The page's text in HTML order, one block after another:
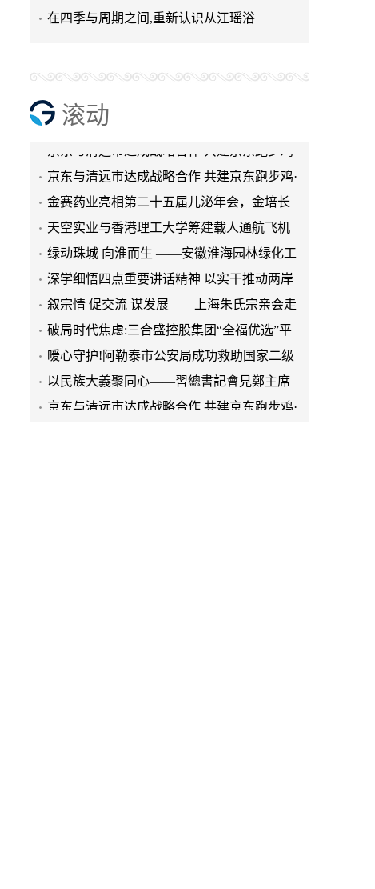
台正式启航
在四季与周期之间,重新认识从江瑶浴
滚动
融合发展
叙宗情 促交流 谋发展——上海朱氏宗亲会走
提出兩岸關系四點重要意見
京东与清远市达成战略合作 共建京东跑步鸡·
清远鸡标准体系
金赛药业亮相第二十五届儿泌年会，金培长
效生长激素成临床优选
天空实业与香港理工大学筹建载人通航飞机
研究院
绿动珠城 向淮而生 ——安徽淮海园林绿化工
程有限公司发展纪实
深学细悟四点重要讲话精神 以实干推动两岸
融合发展
叙宗情 促交流 谋发展——上海朱氏宗亲会走
进上海晨烨家具有限公司
破局时代焦虑:三合盛控股集团“全福优选”平
台正式启航
暖心守护!阿勒泰市公安局成功救助国家二级
保护动物黑鸢
以民族大義聚同心——習總書記會見鄭主席
提出兩岸關系四點重要意見
京东与清远市达成战略合作 共建京东跑步鸡·
清远鸡标准体系
京东与清远市达成战略合作 共建京东跑步鸡·